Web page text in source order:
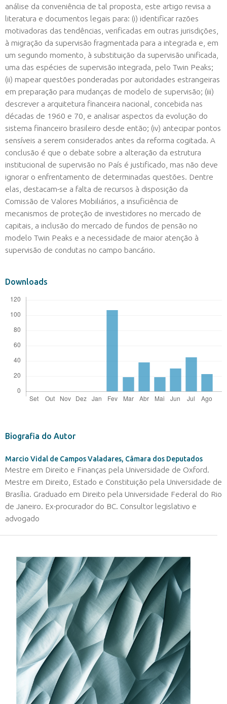
análise da conveniência de tal proposta, este artigo revisa a
literatura e documentos legais para: (i) identificar razões
motivadoras das tendências, verificadas em outras jurisdições,
à migração da supervisão fragmentada para a integrada e, em
um segundo momento, à substituição da supervisão unificada,
uma das espécies de supervisão integrada, pelo Twin Peaks;
(ii) mapear questões ponderadas por autoridades estrangeiras
em preparação para mudanças de modelo de supervisão; (iii)
descrever a arquitetura financeira nacional, concebida nas
décadas de 1960 e 70, e analisar aspectos da evolução do
sistema financeiro brasileiro desde então; (iv) antecipar pontos
sensíveis a serem considerados antes da reforma cogitada. A
conclusão é que o debate sobre a alteração da estrutura
institucional de supervisão no País é justificado, mas não deve
ignorar o enfrentamento de determinadas questões. Dentre
elas, destacam-se a falta de recursos à disposição da
Comissão de Valores Mobiliários, a insuficiência de
mecanismos de proteção de investidores no mercado de
capitais, a inclusão do mercado de fundos de pensão no
modelo Twin Peaks e a necessidade de maior atenção à
supervisão de condutas no campo bancário.
Downloads
Biografia do Autor
Marcio Vidal de Campos Valadares, Câmara dos Deputados
Mestre em Direito e Finanças pela Universidade de Oxford.
Mestre em Direito, Estado e Constituição pela Universidade de
Brasília. Graduado em Direito pela Universidade Federal do Rio
de Janeiro. Ex-procurador do BC. Consultor legislativo e
advogado